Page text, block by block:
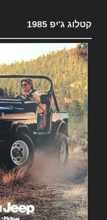
קטלוג ג'יפ 1985